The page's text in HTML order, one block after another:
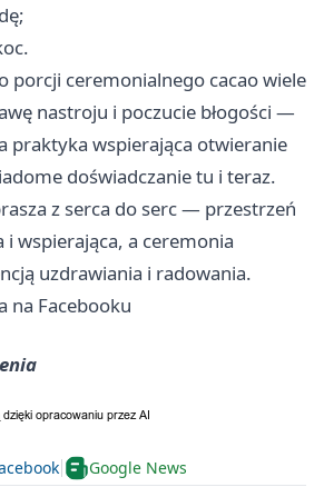
porcji ceremonialnego cacao wiele
nastroju i poczucie błogości —
praktyka wspierająca otwieranie
doświadczanie tu i teraz.
z serca do serc — przestrzeń
i wspierająca, a ceremonia
uzdrawiania i radowania.
na Facebooku
Google News